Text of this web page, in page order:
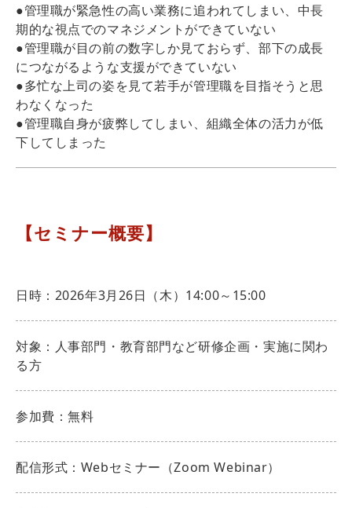
●管理職が緊急性の高い業務に追われてしまい、中長
期的な視点でのマネジメントができていない
●管理職が目の前の数字しか見ておらず、部下の成長
につながるような支援ができていない
●多忙な上司の姿を見て若手が管理職を目指そうと思
わなくなった
●管理職自身が疲弊してしまい、組織全体の活力が低
下してしまった
【セミナー概要】
日時：2026年3月26日（木）14:00～15:00
対象：人事部門・教育部門など研修企画・実施に関わ
る方
参加費：無料
配信形式：Webセミナー（Zoom Webinar）